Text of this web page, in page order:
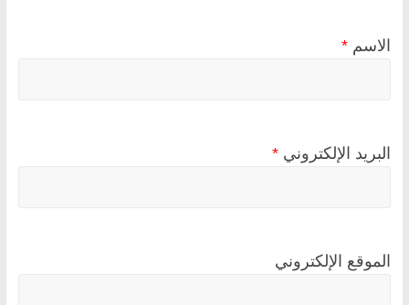
الاسم *
البريد الإلكتروني *
الموقع الإلكتروني